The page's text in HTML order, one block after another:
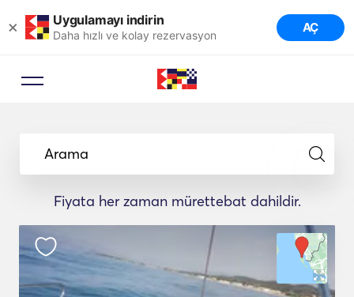
× Uygulamayı indirin
Daha hızlı ve kolay rezervasyon AÇ
Arama
Fiyata her zaman mürettebat dahildir.